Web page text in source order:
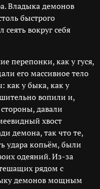
Владыка демонов
быстрого
вокруг себя
перепонки, как у гуся,
его массивное тело
как у быка, как у
вопили и,
давали
хвост
демона, так что те,
удара копьём, были
одеяний. Из-за
рядом с
демонов мощным